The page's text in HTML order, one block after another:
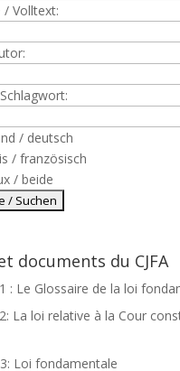
/ Volltext:
/ deutsch
/ französisch
/ beide
documents du CJFA
: Le Glossaire de la loi
La loi relative à la Cour
Loi fondamentale